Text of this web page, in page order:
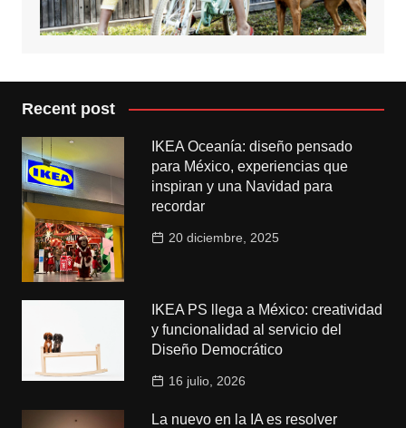
Recent post
IKEA Oceanía: diseño pensado
para México, experiencias que
inspiran y una Navidad para
recordar
20 diciembre, 2025
IKEA PS llega a México: creatividad
y funcionalidad al servicio del
Diseño Democrático
16 julio, 2026
La nuevo en la IA es resolver